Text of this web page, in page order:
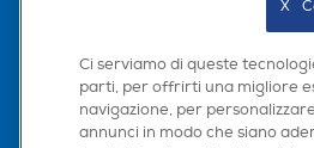
Scarica la nostra app
Ci serviamo di queste
parti, per offrirti una migliore
navigazione, per
annunci in modo che siano
X